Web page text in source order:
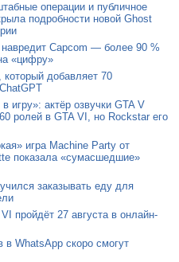
операции и публичное
подробности новой Ghost
Capcom — более 90 %
«цифру»
добавляет 70
игру»: актёр озвучки GTA V
ролей в GTA VI, но Rockstar его
игра Machine Party от
показала «сумасшедшие»
заказывать еду для
пройдёт 27 августа в онлайн-
WhatsApp скоро смогут